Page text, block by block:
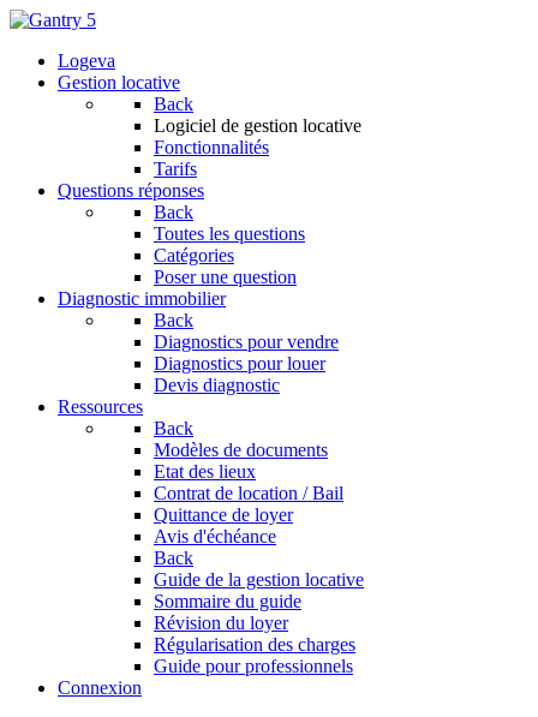
Logeva
Gestion locative
Back
Logiciel de gestion locative
Fonctionnalités
Tarifs
Questions réponses
Back
Toutes les questions
Catégories
Poser une question
Diagnostic immobilier
Back
Diagnostics pour vendre
Diagnostics pour louer
Devis diagnostic
Ressources
Back
Modèles de documents
Etat des lieux
Contrat de location / Bail
Quittance de loyer
Avis d'échéance
Back
Guide de la gestion locative
Sommaire du guide
Révision du loyer
Régularisation des charges
Guide pour professionnels
Connexion